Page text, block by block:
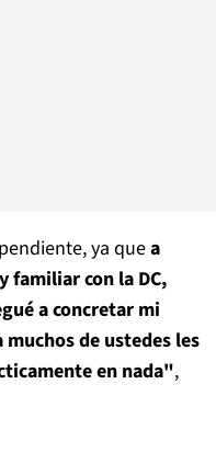
ya quea
familiar con la DC,
a concretar mi
de ustedes les
en nada",